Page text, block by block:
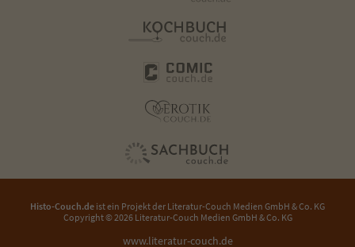
Histo-Couch.de ist ein Projekt der Literatur-Couch Medien GmbH & Co. KG
Copyright © 2026 Literatur-Couch Medien GmbH & Co. KG
www.literatur-couch.de